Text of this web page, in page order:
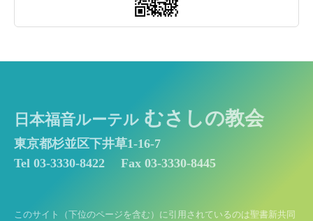
日本福音ルーテル むさしの教会
東京都杉並区下井草1-16-7
Tel 03-3330-8422
Fax 03-3330-8445
このサイト（下位のページを含む）に引用されているのは聖書新共同